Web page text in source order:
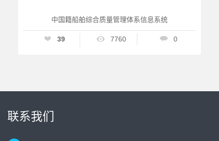
中国籍船舶综合质量管理体系信息系统
39 7760 0
联系我们